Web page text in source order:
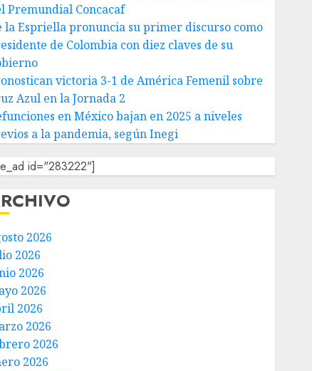
Premundial Concacaf
la Espriella pronuncia su primer discurso como
de Colombia con diez claves de su
victoria 3-1 de América Femenil sobre
Azul en la Jornada 2
en México bajan en 2025 a niveles
a la pandemia, según Inegi
id="283222"]
2026
2026
2026
2026
2026
2026
2026
2026